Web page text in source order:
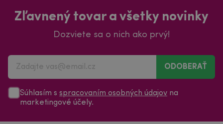
Zľavnený tovar a všetky novinky
Dozviete sa o nich ako prvý!
ODOBERAŤ
Súhlasím s spracovaním osobných údajov na
marketingové účely.